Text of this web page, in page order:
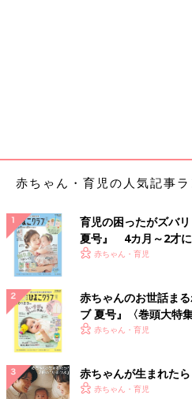
いるため、ワンピースが黒でも重
ぴったり！この投稿のようにレー
素敵なコーデに仕上がりますね♪
淡いブルーが可愛い♪ 着ま
ナー
赤ちゃん・育児の人気記事
育児の困ったがズバ
夏号』 4カ月～2才に
いっぱい！
赤ちゃん・育児
赤ちゃんのお世話ま
ブ 夏号』〈巻頭大特
く！ おっぱい・ミル
赤ちゃん・育児
赤ちゃんが生まれた
赤ちゃん・育児